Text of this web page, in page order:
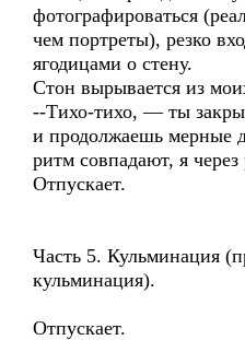
фотографироваться
чем портреты), резко
ягодицами о стену.
Стон вырывается из
--Тихо-тихо, — ты
и продолжаешь мерные
ритм совпадают, я
Отпускает.
Часть 5. Кульминация
кульминация).
Отпускает.